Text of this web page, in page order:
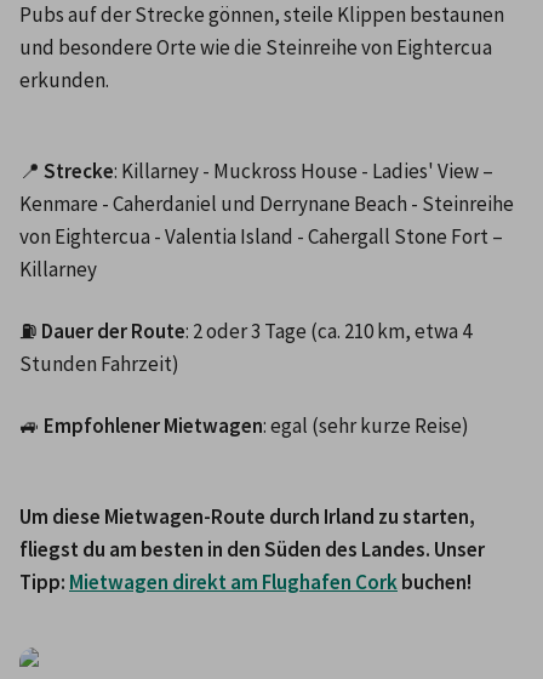
Pubs auf der Strecke gönnen, steile Klippen bestaunen
und besondere Orte wie die Steinreihe von Eightercua
erkunden.
📍 Strecke: Killarney - Muckross House - Ladies' View –
Kenmare - Caherdaniel und Derrynane Beach - Steinreihe
von Eightercua - Valentia Island - Cahergall Stone Fort –
Killarney
⛽ Dauer der Route: 2 oder 3 Tage (ca. 210 km, etwa 4
Stunden Fahrzeit)
🚙 Empfohlener Mietwagen: egal (sehr kurze Reise)
Um diese Mietwagen-Route durch Irland zu starten,
fliegst du am besten in den Süden des Landes. Unser
Tipp: Mietwagen direkt am Flughafen Cork buchen!